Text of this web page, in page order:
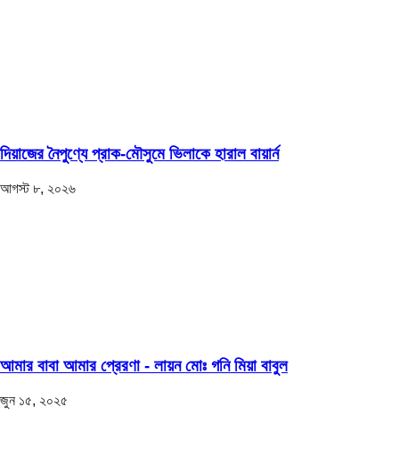
দিয়াজের নৈপুণ্যে প্রাক-মৌসুমে ভিলাকে হারাল বায়ার্ন
আগস্ট ৮, ২০২৬
আমার বাবা আমার প্রেরণা - লায়ন মোঃ গনি মিয়া বাবুল
জুন ১৫, ২০২৫